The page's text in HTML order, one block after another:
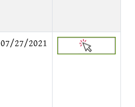
07/27/2021